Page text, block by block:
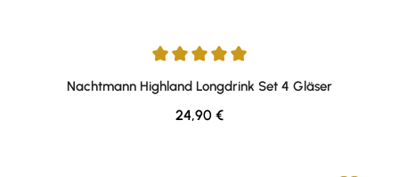
Durchschnittliche Bewertung von 5 von 5 Sternen
Nachtmann Highland Longdrink Set 4 Gläser
Regulärer Preis:
24,90 €